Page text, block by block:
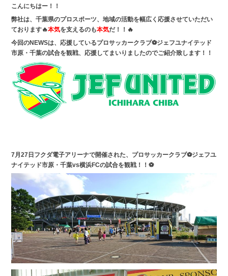
こんにちはー！！
弊社は、千葉県のプロスポーツ、地域の活動を幅広く応援させていただい
ております🔥本気を支えるのも本気だ！！🔥
今回のNEWSは、応援しているプロサッカークラブ⚽ジェフユナイテッド
市原・千葉の試合を観戦、応援してまいりましたのでご紹介致します！！
7月27日フクダ電子アリーナで開催された、プロサッカークラブ⚽ジェフユ
ナイテッド市原・千葉vs横浜FCの試合を観戦！！⚽